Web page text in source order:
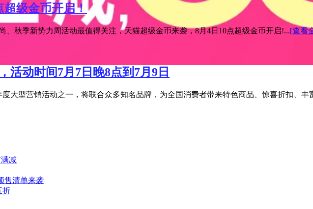
级金币开启！
、秋季新势力周活动最值得关注，天猫超级金币来袭，8月4日10点超级金币开启!...[查看
活动时间7月7日晚8点到7月9日
度大型营销活动之一，将联合众多知名品牌，为全国消费者带来特色商品、惊喜折扣、
减
售清单来袭
折